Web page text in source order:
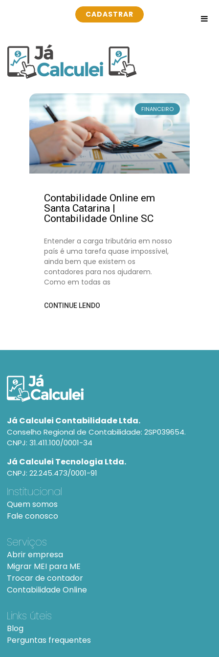
CADASTRAR
FINANCEIRO
Contabilidade Online em
Santa Catarina |
Contabilidade Online SC
Entender a carga tributária em nosso
país é uma tarefa quase impossível,
ainda bem que existem os
contadores para nos ajudarem.
Como em todas as
CONTINUE LENDO
Já Calculei Contabilidade Ltda.
Conselho Regional de Contabilidade: 2SP039654.
CNPJ: 31.411.100/0001-34
Já Calculei Tecnologia Ltda.
CNPJ: 22.245.473/0001-91
Institucional
Quem somos
Fale conosco
Serviços
Abrir empresa
Migrar MEI para ME
Trocar de contador
Contabilidade Online
Links úteis
Blog
Perguntas frequentes